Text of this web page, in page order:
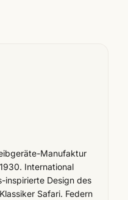
Manufaktur
International
inspirierte Design des
Safari. Federn